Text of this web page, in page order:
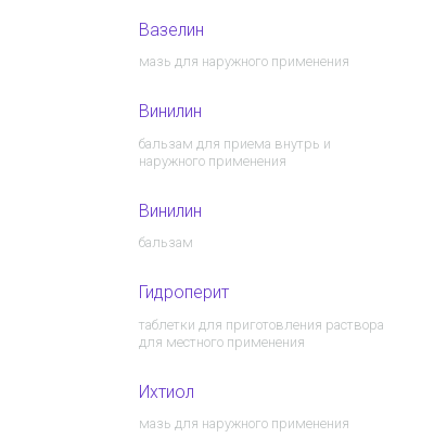
Вазелин
мазь для наружного применения
Винилин
бальзам для приема внутрь и
наружного применения
Винилин
бальзам
Гидроперит
таблетки для приготовления раствора
для местного применения
Ихтиол
мазь для наружного применения